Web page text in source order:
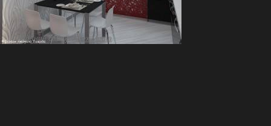
Создание сайта Artex Media